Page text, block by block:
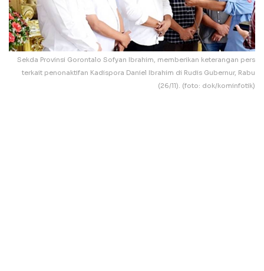
Sekda Provinsi Gorontalo Sofyan Ibrahim, memberikan keterangan pers
terkait penonaktifan Kadispora Daniel Ibrahim di Rudis Gubernur, Rabu
(26/11). (foto: dok/kominfotik)